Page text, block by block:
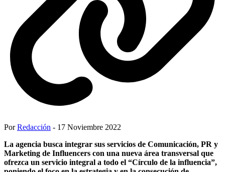
PorRedacción - 17 Noviembre 2022
La agencia busca integrar sus servicios de Comunicación, PR y
Marketing de Influencers con una nueva área transversal que
ofrezca un servicio integral a todo el “Círculo de la influencia”,